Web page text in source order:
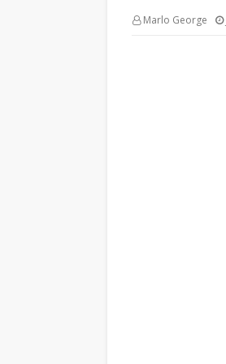
Marlo George